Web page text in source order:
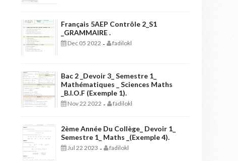
Français 5AEP Contrôle 2_S1
_GRAMMAIRE .
Dec 05 2022 - fadilokl
Bac 2 _Devoir 3_ Semestre 1_
Mathématiques _ Sciences Maths
_B.I.O.F (exemple 1).
Nov 22 2022 - fadilokl
2ème Année Du Collège_ Devoir 1_
Semestre 1_ Maths _(exemple 4).
Jul 22 2023 - fadilokl